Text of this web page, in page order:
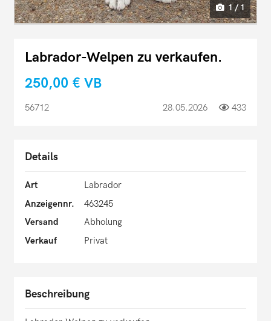
1 / 1
Labrador-Welpen zu verkaufen.
250,00 € VB
56712 28.05.2026 433
Details
Art
Labrador
Anzeigennr.
463245
Versand
Abholung
Verkauf
Privat
Beschreibung